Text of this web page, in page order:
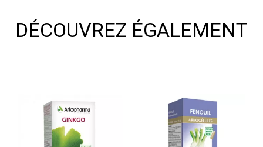
DÉCOUVREZ ÉGALEMENT